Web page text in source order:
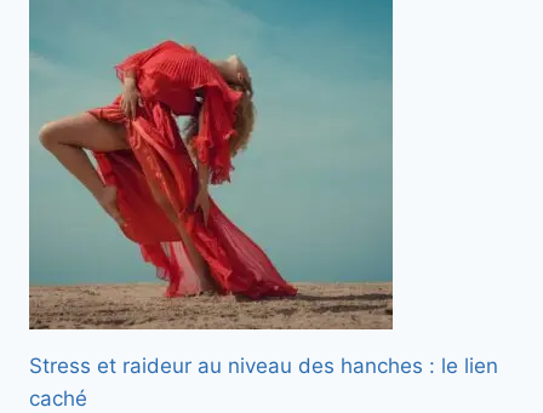
Stress et raideur au niveau des hanches : le lien
caché